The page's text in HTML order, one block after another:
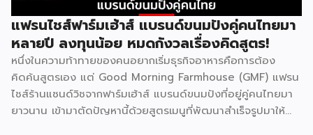
วิชาที่ผู้ปกครองส่วนใหญ่ให้ความสำคัญที่สุดในการติวเสริมให้ลูก
จุดแข็งที่ทำให้แบรนด์ได้รับความเชื่อถือคือการติดอันดับ 1 ใน 10
[…]
แฟรนไชส์ฟาร์มเฮ้าส์ แบรนด์ขนมปังคู่คนไทยมา
หลายปี ลงทุนน้อย หมดกังวลเรื่องคิดสูตร!
หนึ่งในความท้าทายของคนอยากเริ่มธุรกิจอาหารคือการต้อง
คิดค้นสูตรเอง แต่ Good Morning Farmhouse (GMF) แฟรน
ไชส์ร้านแซนด์วิชจากฟาร์มเฮ้าส์ แบรนด์ขนมปังที่อยู่คู่คนไทยมา
ยาวนาน เข้ามาตัดปัญหานี้ด้วยสูตรเมนูที่พัฒนาสำเร็จรูปมาให้